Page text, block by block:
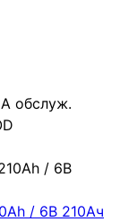
обслуж.
/ 6В 210Ач